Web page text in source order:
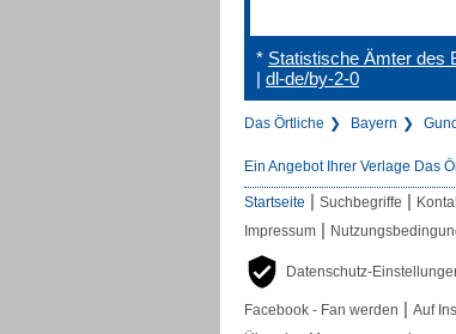
* Statistische Ämter des
| dl-de/by-2-0
Das Örtliche Bayern
Ein Angebot Ihrer Verlage Das
Startseite | Suchbegriffe |
Impressum |
Datenschutz-
Facebook - Fan werden | Auf